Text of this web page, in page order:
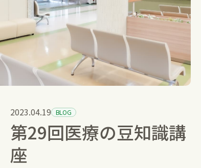
外来
検査
健康診断と人間ドック
部門紹介
お知らせ
2023.04.19 BLOG
第29回医療の豆知識講
座